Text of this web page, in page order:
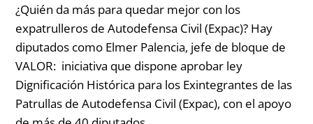
¿Quién da más para quedar mejor con los
expatrulleros de Autodefensa Civil (Expac)? Hay
diputados como Elmer Palencia, jefe de bloque de
VALOR: iniciativa que dispone aprobar ley
Dignificación Histórica para los Exintegrantes de las
Patrullas de Autodefensa Civil (Expac), con el apoyo